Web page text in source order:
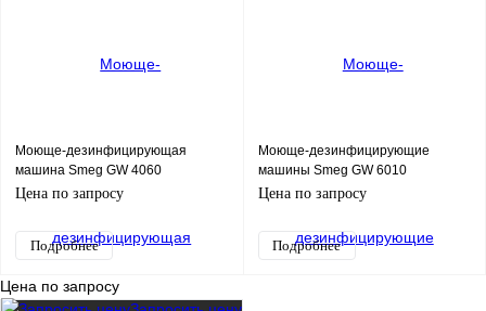
Моюще-дезинфицирующая
машина Smeg GW 4060
Цена по запросу
Подробнее
Моюще-дезинфицирующие
машины Smeg GW 6010
Цена по запросу
Подробнее
Цена по запросу